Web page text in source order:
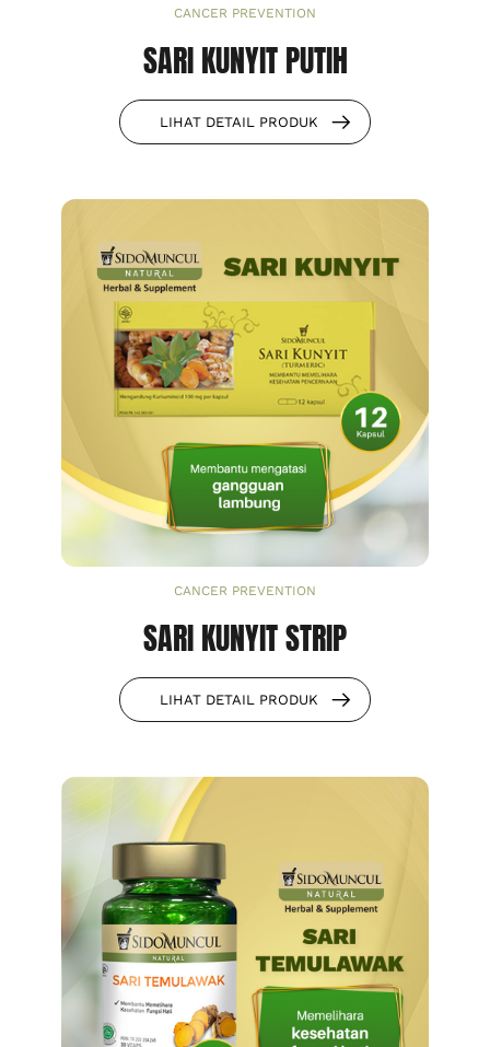
CANCER PREVENTION
SARI KUNYIT PUTIH
LIHAT DETAIL PRODUK
CANCER PREVENTION
SARI KUNYIT STRIP
LIHAT DETAIL PRODUK